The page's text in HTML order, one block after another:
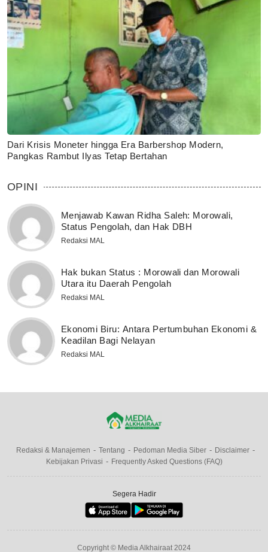
Dari Krisis Moneter hingga Era Barbershop Modern,
Pangkas Rambut Ilyas Tetap Bertahan
OPINI
Menjawab Kawan Ridha Saleh: Morowali,
Status Pengolah, dan Hak DBH
Redaksi MAL
Hak bukan Status : Morowali dan Morowali
Utara itu Daerah Pengolah
Redaksi MAL
Ekonomi Biru: Antara Pertumbuhan Ekonomi &
Keadilan Bagi Nelayan
Redaksi MAL
Redaksi & Manajemen Tentang Pedoman Media Siber
Disclaimer
Kebijakan Privasi
Frequently Asked Questions (FAQ)
Segera Hadir
Copyright © Media Alkhairaat 2024